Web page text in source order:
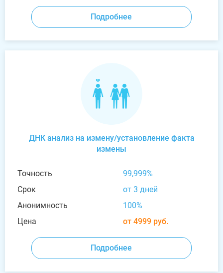
Подробнее
ДНК анализ на измену/установление факта
измены
Точность
99,999%
Срок
от 3 дней
Анонимность
100%
Цена
от 4999 руб.
Подробнее